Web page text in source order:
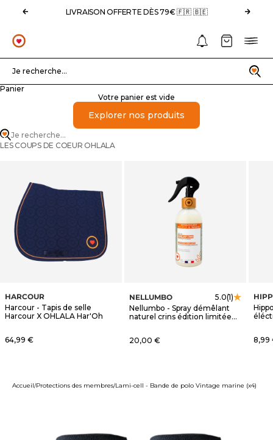
Précédent
LIVRAISON OFFERTE DÈS 79€ 🇫🇷 🇧🇪
OHLALA
Recherche
Je recherche...
Notifications
Panier
Panier
Votre panier est vide
Explorer nos produits
Je recherche...
LES COUPS DE COEUR OHLALA
HARCOUR
Harcour - Tapis de selle
Harcour X OHLALA Har'Oh
Prix de vente
64,99 €
NELLUMBO 5.0(1)
Nellumbo - Spray démêlant
naturel crins édition limitée
Prix de vente
20,00 € Prix
8,99
Accueil Protections des membres Lami-cell - Bande de polo Vintage marine (x4)